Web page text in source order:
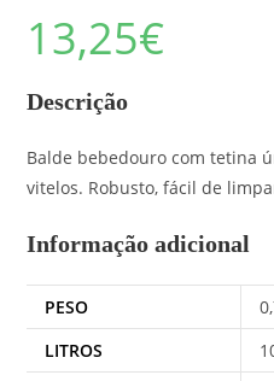
13,25€
Descrição
Balde bebedouro com tetina
vitelos. Robusto, fácil de
Informação adicional
PESO
LITROS